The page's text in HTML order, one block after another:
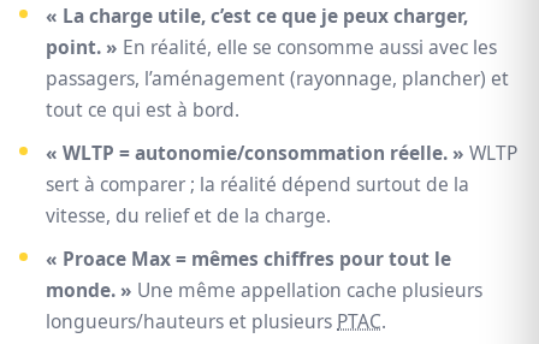
« La charge utile, c’est ce que je peux charger,
point. » En réalité, elle se consomme aussi avec les
passagers, l’aménagement (rayonnage, plancher) et
tout ce qui est à bord.
« WLTP = autonomie/consommation réelle. » WLTP
sert à comparer ; la réalité dépend surtout de la
vitesse, du relief et de la charge.
« Proace Max = mêmes chiffres pour tout le
monde. » Une même appellation cache plusieurs
longueurs/hauteurs et plusieurs PTAC.